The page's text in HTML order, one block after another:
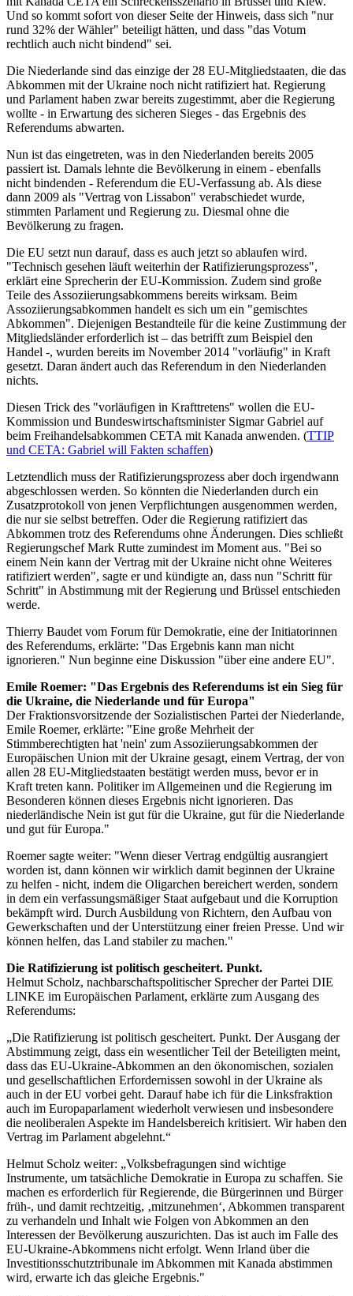
Und so kommt sofort von dieser Seite der Hinweis, dass sich "nur
rund 32% der Wähler" beteiligt hätten, und dass "das Votum
rechtlich auch nicht bindend" sei.
Die Niederlande sind das einzige der 28 EU-Mitgliedstaaten, die das
Abkommen mit der Ukraine noch nicht ratifiziert hat. Regierung
und Parlament haben zwar bereits zugestimmt, aber die Regierung
wollte - in Erwartung des sicheren Sieges - das Ergebnis des
Referendums abwarten.
Nun ist das eingetreten, was in den Niederlanden bereits 2005
passiert ist. Damals lehnte die Bevölkerung in einem - ebenfalls
nicht bindenden - Referendum die EU-Verfassung ab. Als diese
dann 2009 als "Vertrag von Lissabon" verabschiedet wurde,
stimmten Parlament und Regierung zu. Diesmal ohne die
Bevölkerung zu fragen.
Die EU setzt nun darauf, dass es auch jetzt so ablaufen wird.
"Technisch gesehen läuft weiterhin der Ratifizierungsprozess",
erklärt eine Sprecherin der EU-Kommission. Zudem sind große
Teile des Assoziierungsabkommens bereits wirksam. Beim
Assoziierungsabkommen handelt es sich um ein "gemischtes
Abkommen". Diejenigen Bestandteile für die keine Zustimmung der
Mitgliedsländer erforderlich ist – das betrifft zum Beispiel den
Handel -, wurden bereits im November 2014 "vorläufig" in Kraft
gesetzt. Daran ändert auch das Referendum in den Niederlanden
nichts.
Diesen Trick des "vorläufigen in Krafttretens" wollen die EU-
Kommission und Bundeswirtschaftsminister Sigmar Gabriel auf
beim Freihandelsabkommen CETA mit Kanada anwenden. (TTIP
und CETA: Gabriel will Fakten schaffen)
Letztendlich muss der Ratifizierungsprozess aber doch irgendwann
abgeschlossen werden. So könnten die Niederlanden durch ein
Zusatzprotokoll von jenen Verpflichtungen ausgenommen werden,
die nur sie selbst betreffen. Oder die Regierung ratifiziert das
Abkommen trotz des Referendums ohne Änderungen. Dies schließt
Regierungschef Mark Rutte zumindest im Moment aus. "Bei so
einem Nein kann der Vertrag mit der Ukraine nicht ohne Weiteres
ratifiziert werden", sagte er und kündigte an, dass nun "Schritt für
Schritt" in Abstimmung mit der Regierung und Brüssel entschieden
werde.
Thierry Baudet vom Forum für Demokratie, eine der Initiatorinnen
des Referendums, erklärte: "Das Ergebnis kann man nicht
ignorieren." Nun beginne eine Diskussion "über eine andere EU".
Emile Roemer: "Das Ergebnis des Referendums ist ein Sieg für
die Ukraine, die Niederlande und für Europa"
Der Fraktionsvorsitzende der Sozialistischen Partei der Niederlande,
Emile Roemer, erklärte: "Eine große Mehrheit der
Stimmberechtigten hat 'nein' zum Assoziierungsabkommen der
Europäischen Union mit der Ukraine gesagt, einem Vertrag, der von
allen 28 EU-Mitgliedstaaten bestätigt werden muss, bevor er in
Kraft treten kann. Politiker im Allgemeinen und die Regierung im
Besonderen können dieses Ergebnis nicht ignorieren. Das
niederländische Nein ist gut für die Ukraine, gut für die Niederlande
und gut für Europa."
Roemer sagte weiter: "Wenn dieser Vertrag endgültig ausrangiert
worden ist, dann können wir wirklich damit beginnen der Ukraine
zu helfen - nicht, indem die Oligarchen bereichert werden, sondern
in dem ein verfassungsmäßiger Staat aufgebaut und die Korruption
bekämpft wird. Durch Ausbildung von Richtern, den Aufbau von
Gewerkschaften und der Unterstützung einer freien Presse. Und wir
können helfen, das Land stabiler zu machen."
Die Ratifizierung ist politisch gescheitert. Punkt.
Helmut Scholz, nachbarschaftspolitischer Sprecher der Partei DIE
LINKE im Europäischen Parlament, erklärte zum Ausgang des
Referendums:
„Die Ratifizierung ist politisch gescheitert. Punkt. Der Ausgang der
Abstimmung zeigt, dass ein wesentlicher Teil der Beteiligten meint,
dass das EU-Ukraine-Abkommen an den ökonomischen, sozialen
und gesellschaftlichen Erfordernissen sowohl in der Ukraine als
auch in der EU vorbei geht. Darauf habe ich für die Linksfraktion
auch im Europaparlament wiederholt verwiesen und insbesondere
die neoliberalen Aspekte im Handelsbereich kritisiert. Wir haben den
Vertrag im Parlament abgelehnt.“
Helmut Scholz weiter: „Volksbefragungen sind wichtige
Instrumente, um tatsächliche Demokratie in Europa zu schaffen. Sie
machen es erforderlich für Regierende, die Bürgerinnen und Bürger
früh-, und damit rechtzeitig, ‚mitzunehmen‘, Abkommen transparent
zu verhandeln und Inhalt wie Folgen von Abkommen an den
Interessen der Bevölkerung auszurichten. Das ist auch im Falle des
EU-Ukraine-Abkommens nicht erfolgt. Wenn Irland über die
Investitionsschutztribunale im Abkommen mit Kanada abstimmen
wird, erwarte ich das gleiche Ergebnis."